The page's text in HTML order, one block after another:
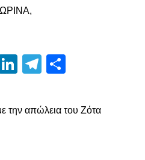
LinkedIn
Telegram
την απώλεια του Ζότα